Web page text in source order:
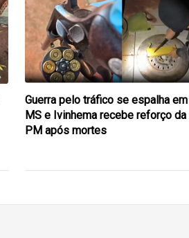
Guerra pelo tráfico se espalha em
MS e Ivinhema recebe reforço da
PM após mortes